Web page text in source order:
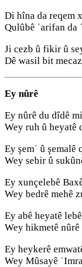
Di hîna da reqem
Qulûbê ˈarifan da
Ji cezb û fikir û
Dê wasil bit
Ey nûrê
Ey nûrê du dîdê
Wey ruh û heyatê
Ey şemˈ û şemalê
Wey sebir û
Ey xunçelebê
Wey bedrê mehê
Ey abê heyatê
Wey hikmetê
Ey heykerê
Wey Mûsayê